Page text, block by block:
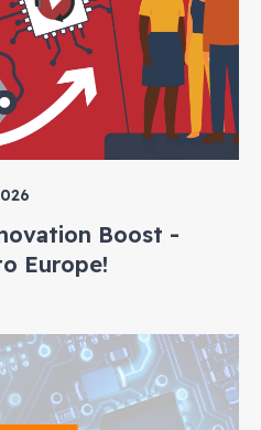
Boost -
Europe!